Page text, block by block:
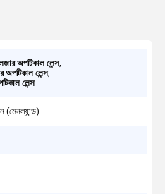
অপটিকাল লেন্স,
অপটিকাল লেন্স,
লেন্স